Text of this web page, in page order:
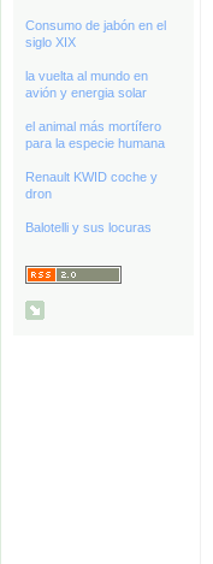
Consumo de jabón en el
siglo XIX
la vuelta al mundo en
avión y energia solar
el animal más mortífero
para la especie humana
Renault KWID coche y
dron
Balotelli y sus locuras